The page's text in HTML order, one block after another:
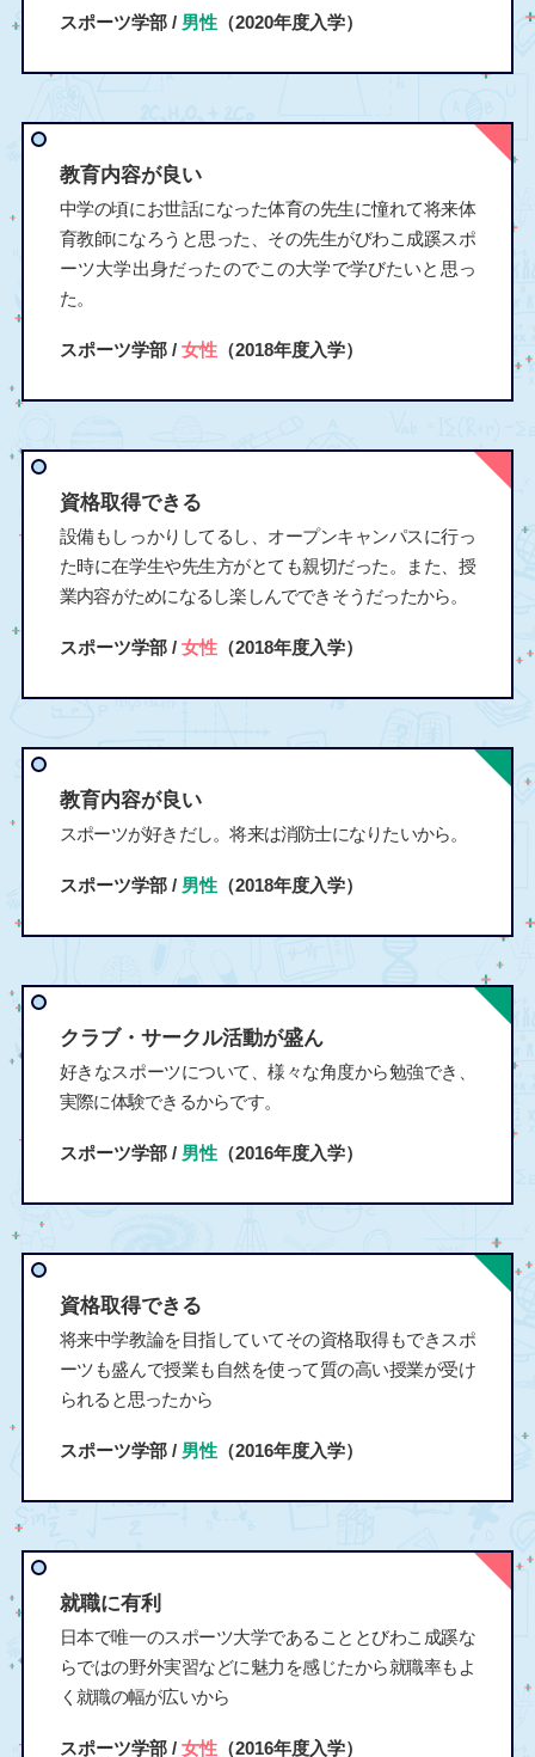
スポーツ学部 / 男性（2020年度入学）
教育内容が良い
中学の頃にお世話になった体育の先生に憧れて将来体
育教師になろうと思った、その先生がびわこ成蹊スポ
ーツ大学出身だったのでこの大学で学びたいと思っ
た。
スポーツ学部 / 女性（2018年度入学）
資格取得できる
設備もしっかりしてるし、オープンキャンパスに行っ
た時に在学生や先生方がとても親切だった。また、授
業内容がためになるし楽しんでできそうだったから。
スポーツ学部 / 女性（2018年度入学）
教育内容が良い
スポーツが好きだし。将来は消防士になりたいから。
スポーツ学部 / 男性（2018年度入学）
クラブ・サークル活動が盛ん
好きなスポーツについて、様々な角度から勉強でき、
実際に体験できるからです。
スポーツ学部 / 男性（2016年度入学）
資格取得できる
将来中学教論を目指していてその資格取得もできスポ
ーツも盛んで授業も自然を使って質の高い授業が受け
られると思ったから
スポーツ学部 / 男性（2016年度入学）
就職に有利
日本で唯一のスポーツ大学であることとびわこ成蹊な
らではの野外実習などに魅力を感じたから就職率もよ
く就職の幅が広いから
スポーツ学部 / 女性（2016年度入学）